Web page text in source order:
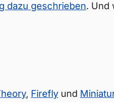
dazu geschrieben. Und
, Firefly und